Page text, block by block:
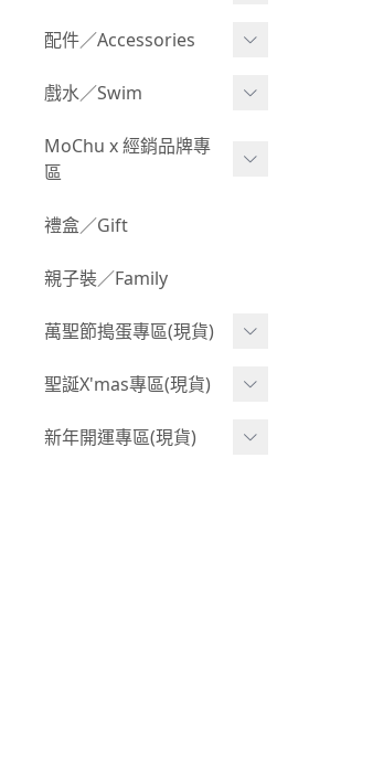
BABY 外套
BABY 上身(短袖)
BABY 下身(短褲)
BABY 下身(長褲)
BABY 套裝(短袖)
BABY 套裝(長袖)
Boy 上身(長袖)
Boy 套裝(短袖)
叢林探險系列
小紳士系列
韓國小歐巴
Girl 上身(短袖)
Girl 上身(長袖)
Girl 下身(長褲)
Girl 套裝(短袖)
率性牛仔風
夢幻童話系列
小洋裝系列
配件／Accessories
Acc 口水巾
Acc 襪子
Acc 鞋子
Acc 餐具
Acc 寢具
Acc 其他
戲水／Swim
泳裝
泳具
野餐趣
MoChu x 經銷品牌專
區
©Wonchi 台灣 ｜ 兒童軟
©Disney 美國｜嬰兒用品
©風車圖書 台灣｜兒童圖
嘴
禮盒／Gift
親子裝／Family
萬聖節搗蛋專區(現貨)
萬聖造型頭套(3歲以上)
萬聖.嬰幼兒(0-2歲)
聖誕X'mas專區(現貨)
聖誕.嬰幼兒(0-2歲)
新年開運專區(現貨)